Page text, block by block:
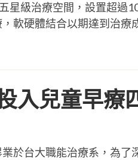
星級治療空間，設置超過
軟硬體結合以期達到治療
入兒童早療
於台大職能治療系，為了